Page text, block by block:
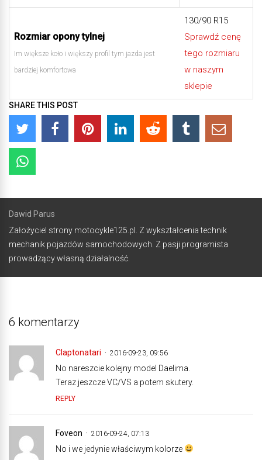
Rozmiar opony tylnej
Im większe koło i większy profil tym jazda jest
bardziej komfortowa
130/90 R15
Sprawdź cenę
tego rozmiaru
w naszym
sklepie
SHARE THIS POST
Dawid Parus
Założyciel strony motocykle125.pl. Z wykształcenia technik
mechanik pojazdów samochodowych. Z pasji programista
prowadzący własną działalność.
6 komentarzy
Claptonatari 2016-09-23, 09:56
No nareszcie kolejny model Daelima.
Teraz jeszcze VC/VS a potem skutery.
REPLY
Foveon 2016-09-24, 07:13
No i we jedynie właściwym kolorze